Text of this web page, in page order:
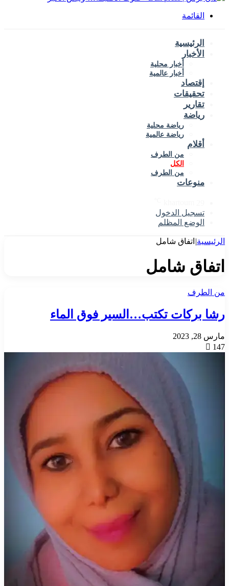
القائمة
الرئيسية
الأخبار
أخبار محلية
أخبار عالمية
إقتصاد
تحقيقات
تقارير
رياضة
رياضة محلية
رياضة عالمية
أقلام
من الطرف
الكل
من الطرف
منوعات
تسجيل الدخول
الوضع المظلم
الرئيسية| اتفاق شامل
اتفاق شامل
من الطرف
رشا بركات تكتب…السير فوق الماء
مارس 28, 2023
147